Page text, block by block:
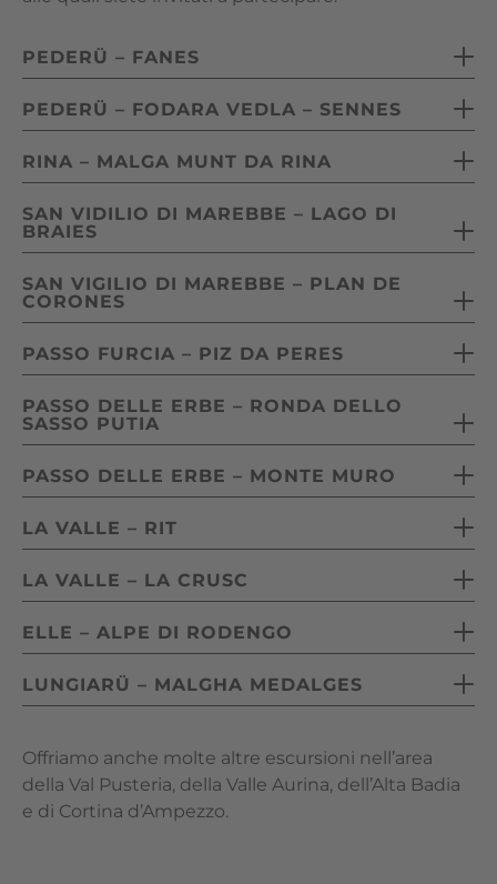
PEDERÜ – FANES
Distanza: 6 km
Dislivello: 450 m
Durata: 2 – 2,5 ore
Difficoltà: facile
PEDERÜ – FODARA VEDLA – SENNES
Distanza: 6 km
Dislivello: 500 m
Durata: 2 – 2,5 ore
Difficoltà: facile
RINA – MALGA MUNT DA RINA
Distanza: 4,5 km
Dislivello: 800 m
Durata: 1,5 – 2 ore
Difficoltà: facile
SAN VIDILIO DI MAREBBE – LAGO DI
BRAIES
Distanza: 15 km
Dislivello: 800 m
Durata: 6 ore
Difficoltà: media
SAN VIGILIO DI MAREBBE – PLAN DE
CORONES
Distanza: 12 km
Dislivello: 1.000 m
Durata: 5 ore
Difficoltà: difficile
PASSO FURCIA – PIZ DA PERES
Distanza: 3 km
Dislivello: 750 m
Durata: 3 ore
Difficoltà: media
PASSO DELLE ERBE – RONDA DELLO
SASSO PUTIA
Distanza: 15 km
Dislivello: 400 m
Durata: 5 – 6 ore
Difficoltà: media
PASSO DELLE ERBE – MONTE MURO
Distanza: 5 km
Dislivello: 400 m
Durata: 2 – 3 ore
Difficoltà: facile
LA VALLE – RIT
Distanza: 5 km
Dislivello: 400 m
Durata: 2 – 3 ore
Difficoltà: facile
LA VALLE – LA CRUSC
Distanza: 8 km
Dislivello: 400 m
Durata: 4 – 5 ore
Difficoltà: media
ELLE – ALPE DI RODENGO
Distanza: 10 km
Dislivello: 350 m
Difficoltà: media
LUNGIARÜ – MALGHA MEDALGES
Dislivello: 450 m
Durata: 3 – 4 ore
Difficoltà: media
Offriamo anche molte altre escursioni nell’area
della Val Pusteria, della Valle Aurina, dell’Alta Badia
e di Cortina d’Ampezzo.